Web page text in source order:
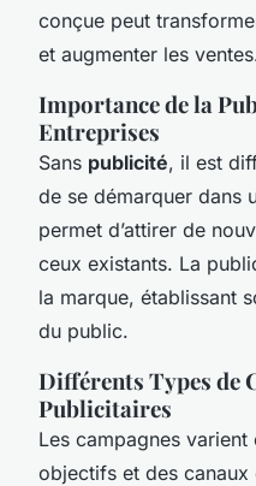
conçue peut
et augmenter les
Importance de la
Entreprises
Sans publicité, il est
de se démarquer dans
permet d’attirer de
ceux existants. La
la marque, établissant
du public.
Différents Types de
Publicitaires
Les campagnes
objectifs et des canaux